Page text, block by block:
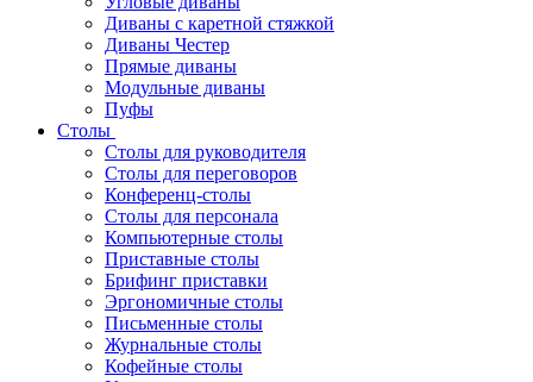
Диваны с каретной стяжкой
Диваны Честер
Прямые диваны
Модульные диваны
Пуфы
Столы
Столы для руководителя
Столы для переговоров
Конференц-столы
Столы для персонала
Компьютерные столы
Приставные столы
Брифинг приставки
Эргономичные столы
Письменные столы
Журнальные столы
Кофейные столы